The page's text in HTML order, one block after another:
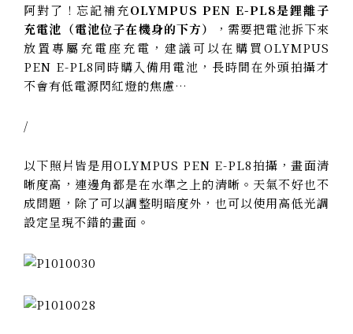
阿對了！忘記補充OLYMPUS PEN E-PL8是鋰離子
充電池（電池位子在機身的下方）
，需要把電池拆下來
放置專屬充電座充電，建議可以在購買OLYMPUS
PEN E-PL8同時購入備用電池，長時間在外頭拍攝才
不會有低電源閃紅燈的焦慮…
/
以下照片皆是用OLYMPUS PEN E-PL8拍攝，畫面清
晰度高，連邊角都是在水準之上的清晰。天氣不好也不
成問題，除了可以調整明暗度外，也可以使用高低光調
設定呈現不錯的畫面。